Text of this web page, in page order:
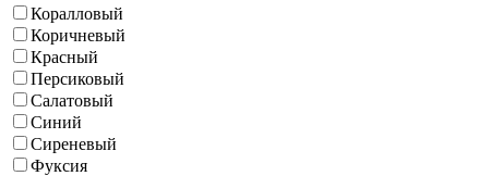
Коралловый
Коричневый
Красный
Персиковый
Салатовый
Синий
Сиреневый
Фуксия